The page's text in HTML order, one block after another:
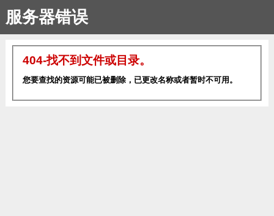
服务器错误
404-找不到文件或目录。
您要查找的资源可能已被删除，已更改名称或者暂时不可用。